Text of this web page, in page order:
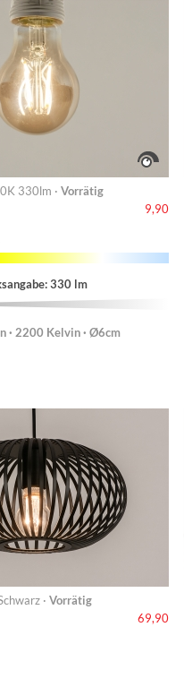
330lm · Vorrätig
9,90
330 lm
· 2200 Kelvin · Ø6cm
· Vorrätig
69,90